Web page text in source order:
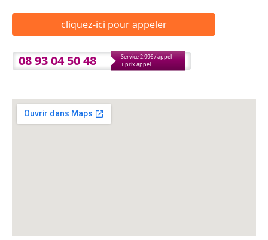
cliquez-ici pour appeler
08 93 04 50 48
Service 2.99€ / appel
+ prix appel